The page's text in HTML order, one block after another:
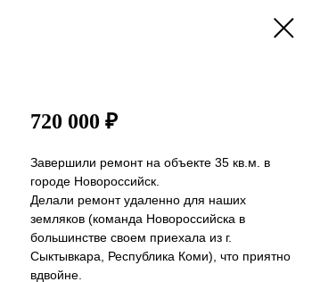
720 000 ₽
Завершили ремонт на объекте 35 кв.м. в
городе Новороссийск.
Делали ремонт удаленно для наших
земляков (команда Новороссийска в
большинстве своем приехала из г.
Сыктывкара, Республика Коми), что приятно
вдвойне.